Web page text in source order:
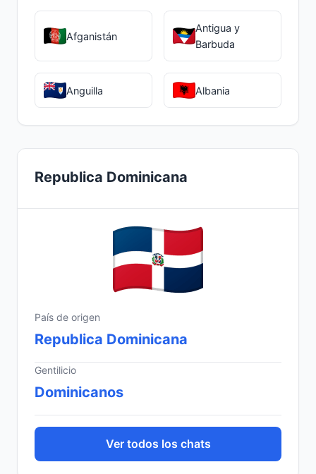
Afganistán
Antigua y
Barbuda
Anguilla Albania
Republica Dominicana
País de origen
Republica Dominicana
Gentilicio
Dominicanos
Ver todos los chats